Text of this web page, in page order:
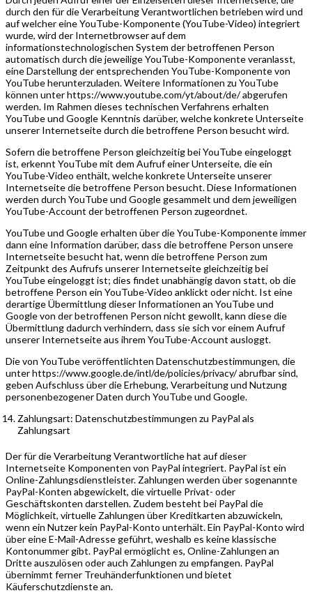
durch den für die Verarbeitung Verantwortlichen betrieben wird und
auf welcher eine YouTube-Komponente (YouTube-Video) integriert
wurde, wird der Internetbrowser auf dem
informationstechnologischen System der betroffenen Person
automatisch durch die jeweilige YouTube-Komponente veranlasst,
eine Darstellung der entsprechenden YouTube-Komponente von
YouTube herunterzuladen. Weitere Informationen zu YouTube
können unter https://www.youtube.com/yt/about/de/ abgerufen
werden. Im Rahmen dieses technischen Verfahrens erhalten
YouTube und Google Kenntnis darüber, welche konkrete Unterseite
unserer Internetseite durch die betroffene Person besucht wird.
Sofern die betroffene Person gleichzeitig bei YouTube eingeloggt
ist, erkennt YouTube mit dem Aufruf einer Unterseite, die ein
YouTube-Video enthält, welche konkrete Unterseite unserer
Internetseite die betroffene Person besucht. Diese Informationen
werden durch YouTube und Google gesammelt und dem jeweiligen
YouTube-Account der betroffenen Person zugeordnet.
YouTube und Google erhalten über die YouTube-Komponente immer
dann eine Information darüber, dass die betroffene Person unsere
Internetseite besucht hat, wenn die betroffene Person zum
Zeitpunkt des Aufrufs unserer Internetseite gleichzeitig bei
YouTube eingeloggt ist; dies findet unabhängig davon statt, ob die
betroffene Person ein YouTube-Video anklickt oder nicht. Ist eine
derartige Übermittlung dieser Informationen an YouTube und
Google von der betroffenen Person nicht gewollt, kann diese die
Übermittlung dadurch verhindern, dass sie sich vor einem Aufruf
unserer Internetseite aus ihrem YouTube-Account ausloggt.
Die von YouTube veröffentlichten Datenschutzbestimmungen, die
unter https://www.google.de/intl/de/policies/privacy/ abrufbar sind,
geben Aufschluss über die Erhebung, Verarbeitung und Nutzung
personenbezogener Daten durch YouTube und Google.
Zahlungsart: Datenschutzbestimmungen zu PayPal als
Zahlungsart
Der für die Verarbeitung Verantwortliche hat auf dieser
Internetseite Komponenten von PayPal integriert. PayPal ist ein
Online-Zahlungsdienstleister. Zahlungen werden über sogenannte
PayPal-Konten abgewickelt, die virtuelle Privat- oder
Geschäftskonten darstellen. Zudem besteht bei PayPal die
Möglichkeit, virtuelle Zahlungen über Kreditkarten abzuwickeln,
wenn ein Nutzer kein PayPal-Konto unterhält. Ein PayPal-Konto wird
über eine E-Mail-Adresse geführt, weshalb es keine klassische
Kontonummer gibt. PayPal ermöglicht es, Online-Zahlungen an
Dritte auszulösen oder auch Zahlungen zu empfangen. PayPal
übernimmt ferner Treuhänderfunktionen und bietet
Käuferschutzdienste an.